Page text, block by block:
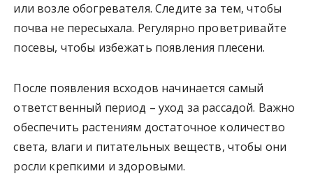
или возле обогревателя. Следите за тем, чтобы
почва не пересыхала. Регулярно проветривайте
посевы, чтобы избежать появления плесени.
После появления всходов начинается самый
ответственный период – уход за рассадой. Важно
обеспечить растениям достаточное количество
света, влаги и питательных веществ, чтобы они
росли крепкими и здоровыми.